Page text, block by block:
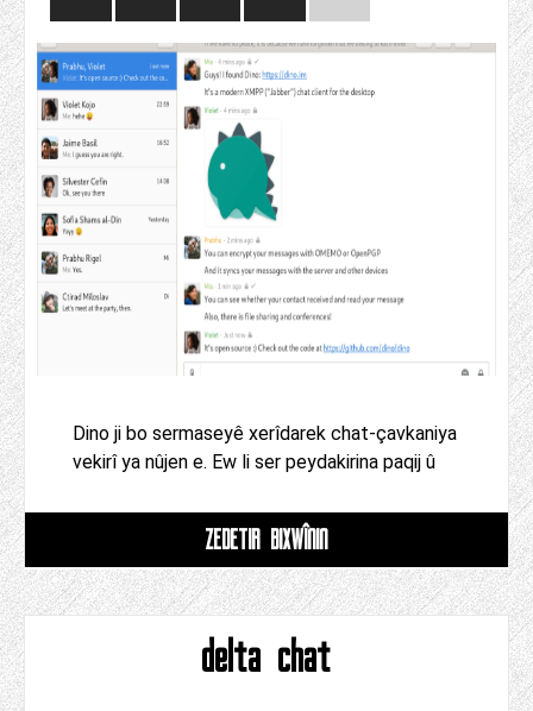
Dino ji bo sermaseyê xerîdarek chat-çavkaniya
vekirî ya nûjen e. Ew li ser peydakirina paqij û
ZÊDETIR BIXWÎNIN
delta chat